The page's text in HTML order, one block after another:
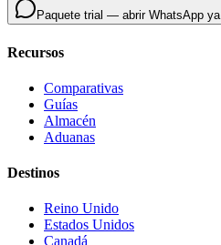
Paquete trial — abrir WhatsApp ya
Recursos
Comparativas
Guías
Almacén
Aduanas
Destinos
Reino Unido
Estados Unidos
Canadá